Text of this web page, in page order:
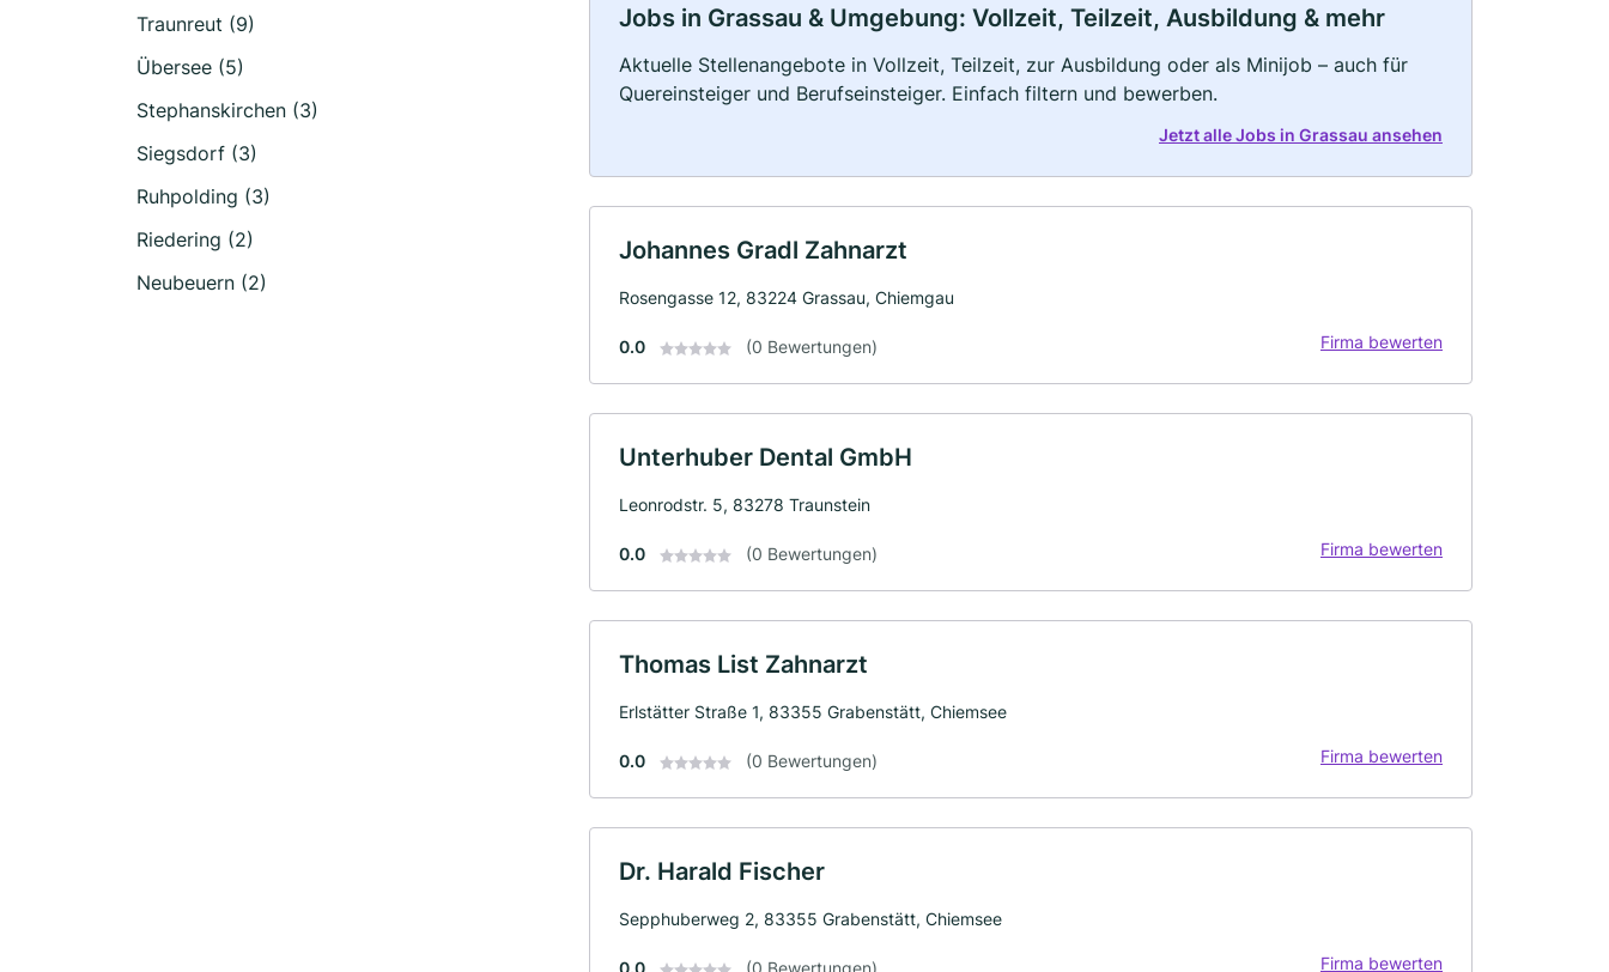
Traunreut (9)
Übersee (5)
Stephanskirchen (3)
Siegsdorf (3)
Ruhpolding (3)
Riedering (2)
Neubeuern (2)
Jobs in Grassau & Umgebung: Vollzeit, Teilzeit, Ausbildung & mehr
Aktuelle Stellenangebote in Vollzeit, Teilzeit, zur Ausbildung oder als Minijob – auch für
Quereinsteiger und Berufseinsteiger. Einfach filtern und bewerben.
Jetzt alle Jobs in Grassau ansehen
Johannes Gradl Zahnarzt
Rosengasse 12, 83224 Grassau, Chiemgau
0.0 (0 Bewertungen) Firma bewerten
Unterhuber Dental GmbH
Leonrodstr. 5, 83278 Traunstein
0.0 (0 Bewertungen) Firma bewerten
Thomas List Zahnarzt
Erlstätter Straße 1, 83355 Grabenstätt, Chiemsee
0.0 (0 Bewertungen) Firma bewerten
Dr. Harald Fischer
Sepphuberweg 2, 83355 Grabenstätt, Chiemsee
0.0 (0 Bewertungen) Firma bewerten